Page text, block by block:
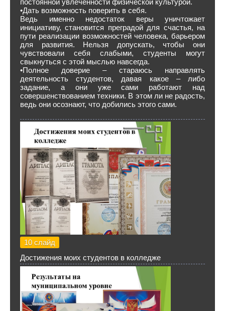
постоянной увлеченности физической культурой.
•Дать возможность поверить в себя.
Ведь именно недостаток веры уничтожает
инициативу, становится преградой для счастья, на
пути реализации возможностей человека, барьером
для развития. Нельзя допускать, чтобы они
чувствовали себя слабыми, студенты могут
свыкнуться с этой мыслью навсегда.
•Полное доверие – стараюсь направлять
деятельность студентов, давая какое – либо
задание, а они уже сами работают над
совершенствованием техники. В этом ли не радость,
ведь они осознают, что добились этого сами.
10 слайд
Достижения моих студентов в колледже